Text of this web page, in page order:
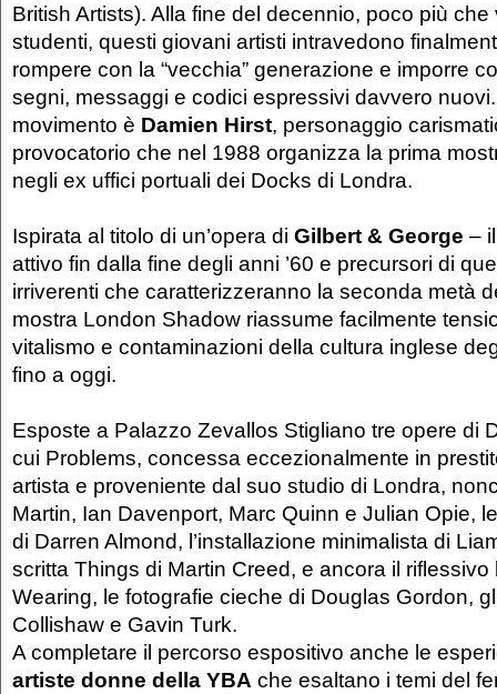
British Artists). Alla fine del decennio, poco più
studenti, questi giovani artisti intravedono
rompere con la “vecchia” generazione e imporre
segni, messaggi e codici espressivi davvero
movimento è Damien Hirst, personaggio
provocatorio che nel 1988 organizza la prima
negli ex uffici portuali dei Docks di Londra.
Ispirata al titolo di un’opera di Gilbert & George –
attivo fin dalla fine degli anni ’60 e precursori di
irriverenti che caratterizzeranno la seconda metà
mostra London Shadow riassume facilmente
vitalismo e contaminazioni della cultura inglese
fino a oggi.
Esposte a Palazzo Zevallos Stigliano tre opere di
cui Problems, concessa eccezionalmente in
artista e proveniente dal suo studio di Londra,
Martin, Ian Davenport, Marc Quinn e Julian Opie,
di Darren Almond, l’installazione minimalista di
scritta Things di Martin Creed, e ancora il riflessivo
Wearing, le fotografie cieche di Douglas Gordon,
Collishaw e Gavin Turk.
A completare il percorso espositivo anche le
artiste donne della YBA che esaltano i temi del